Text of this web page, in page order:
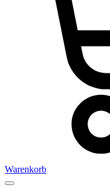
Warenkorb